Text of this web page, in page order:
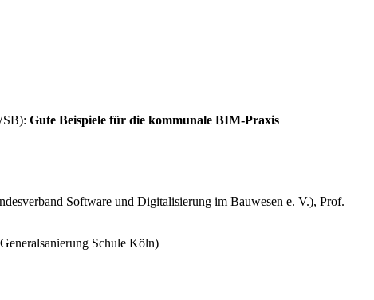
Gute Beispiele für die kommunale BIM-Praxis
Software und Digitalisierung im Bauwesen e. V.), Prof.
Schule Köln)